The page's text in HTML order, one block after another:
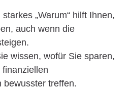
starkes „Warum“ hilft Ihnen,
auch wenn die
wissen, wofür Sie sparen,
bewusster treffen.